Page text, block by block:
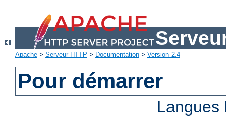
Apache > Serveur HTTP > Documentation > Version 2.4
Pour démarrer